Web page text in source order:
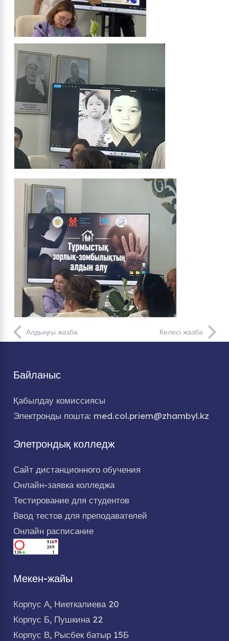
Алдыңғы жазба Келесі жазба
Байланыс
Қабылдау комиссиясы
Электронды пошта: med.col.priem@zhambyl.kz
Элетрондық колледж
Сайт дистанционного обучения
Онлайн-заявка колледжа
Тестирование для студентов
Ввод тестов для преподавателей
Онлайн расписание
Мекен-жайы
Корпус А, Ниеткалиева 20
Корпус Б, Пушкина 22
Корпус В, Рысбек батыр 15Б